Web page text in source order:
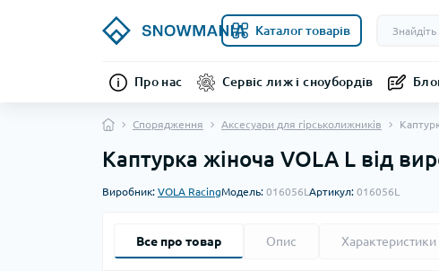
Каталог товарів
Про нас Сервіс лиж і сноубордів
Спорядження Аксесуари для гірськолижників
Каптурка жіноча VOLA L від
Виробник: VOLA RacingМодель: 016056L Артикул: 016056L
Все про товар Опис Характеристики